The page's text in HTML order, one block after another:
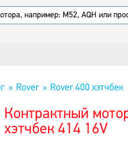
Rover Rover 400 хэтчбек
Контрактный
хэтчбек 414 16V